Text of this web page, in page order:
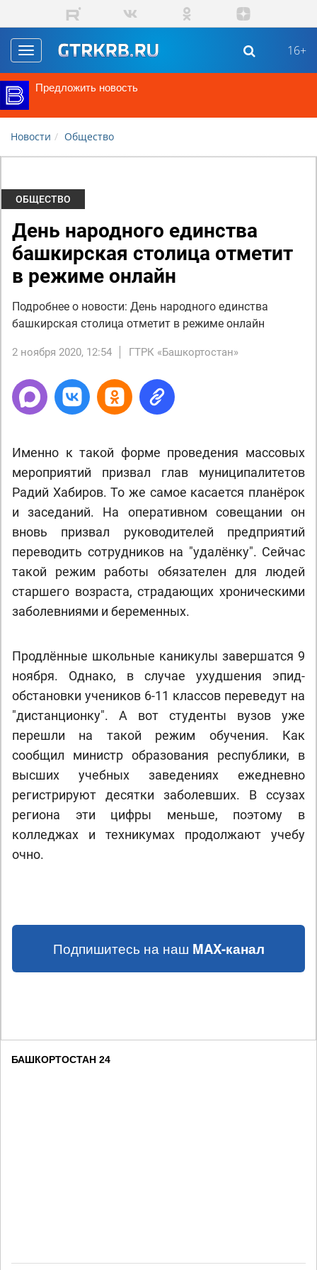
Перейти к основному содержанию
Toggle
navigation
16+
Предложить новость
Новости Общество
ОБЩЕСТВО
День народного единства
башкирская столица отметит
в режиме онлайн
Подробнее о новости: День народного единства
башкирская столица отметит в режиме онлайн
2 ноября 2020, 12:54 ГТРК «Башкортостан»
Именно к такой форме проведения массовых
мероприятий призвал глав муниципалитетов
Радий Хабиров. То же самое касается планёрок
и заседаний. На оперативном совещании он
вновь призвал руководителей предприятий
переводить сотрудников на "удалёнку". Сейчас
такой режим работы обязателен для людей
старшего возраста, страдающих хроническими
заболевниями и беременных.
Продлённые школьные каникулы завершатся 9
ноября. Однако, в случае ухудшения эпид-
обстановки учеников 6-11 классов переведут на
"дистанционку". А вот студенты вузов уже
перешли на такой режим обучения. Как
сообщил министр образования республики, в
высших учебных заведениях ежедневно
регистрируют десятки заболевших. В ссузах
региона эти цифры меньше, поэтому в
колледжах и техникумах продолжают учебу
очно.
Подпишитесь на наш MAX-канал
БАШКОРТОСТАН 24